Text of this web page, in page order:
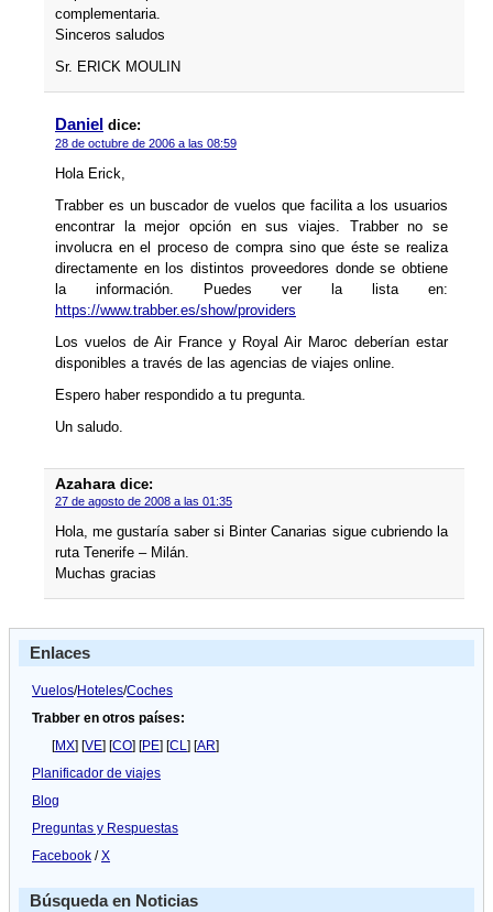
complementaria.
Sinceros saludos
Sr. ERICK MOULIN
Daniel dice:
28 de octubre de 2006 a las 08:59
Hola Erick,
Trabber es un buscador de vuelos que facilita a los usuarios
encontrar la mejor opción en sus viajes. Trabber no se
involucra en el proceso de compra sino que éste se realiza
directamente en los distintos proveedores donde se obtiene
la información. Puedes ver la lista en:
https://www.trabber.es/show/providers
Los vuelos de Air France y Royal Air Maroc deberí­an estar
disponibles a través de las agencias de viajes online.
Espero haber respondido a tu pregunta.
Un saludo.
Azahara dice:
27 de agosto de 2008 a las 01:35
Hola, me gustarí­a saber si Binter Canarias sigue cubriendo la
ruta Tenerife – Milán.
Muchas gracias
Enlaces
Vuelos/Hoteles/Coches
Trabber en otros países:
[MX] [VE] [CO] [PE] [CL] [AR]
Planificador de viajes
Blog
Preguntas y Respuestas
Facebook /X
Búsqueda en Noticias